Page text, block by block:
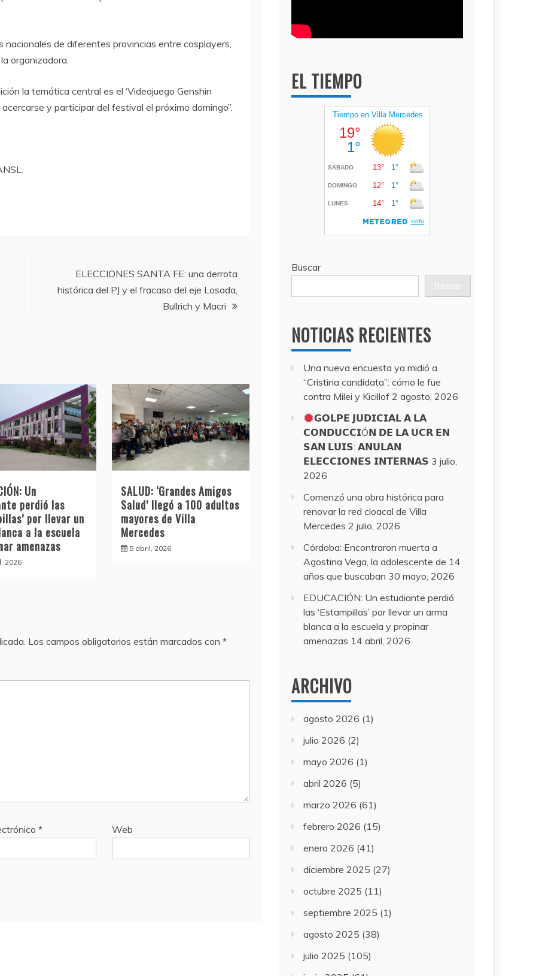
nacionales de diferentes provincias entre cosplayers,
organizadora.
la temática central es el ‘Videojuego Genshin
y participar del festival el próximo domingo”.
ELECCIONES SANTA FE: una derrota
histórica del PJ y el fracaso del eje Losada,
Bullrich y Macri
Un
perdió las
por llevar un
a la escuela
amenazas
2026
SALUD: ‘Grandes Amigos
Salud’ llegó a 100 adultos
mayores de Villa
Mercedes
5 abril, 2026
Los campos obligatorios están marcados con *
* Web
EL TIEMPO
Buscar
Buscar
NOTICIAS RECIENTES
Una nueva encuesta ya midió a
“Cristina candidata”: cómo le fue
contra Milei y Kicillof 2 agosto, 2026
𝗚𝗢𝗟𝗣𝗘 𝗝𝗨𝗗𝗜𝗖𝗜𝗔𝗟 𝗔 𝗟𝗔
𝗖𝗢𝗡𝗗𝗨𝗖𝗖𝗜Ó𝗡 𝗗𝗘 𝗟𝗔 𝗨𝗖𝗥 𝗘𝗡
𝗦𝗔𝗡 𝗟𝗨𝗜𝗦: 𝗔𝗡𝗨𝗟𝗔𝗡
𝗘𝗟𝗘𝗖𝗖𝗜𝗢𝗡𝗘𝗦 𝗜𝗡𝗧𝗘𝗥𝗡𝗔𝗦 3 julio,
2026
Comenzó una obra histórica para
renovar la red cloacal de Villa
Mercedes 2 julio, 2026
Córdoba: Encontraron muerta a
Agostina Vega, la adolescente de 14
años que buscaban 30 mayo, 2026
EDUCACIÓN: Un estudiante perdió
las ‘Estampillas’ por llevar un arma
blanca a la escuela y propinar
amenazas 14 abril, 2026
ARCHIVO
agosto 2026 (1)
julio 2026 (2)
mayo 2026 (1)
abril 2026 (5)
marzo 2026 (61)
febrero 2026 (15)
enero 2026 (41)
diciembre 2025 (27)
octubre 2025 (11)
septiembre 2025 (1)
agosto 2025 (38)
julio 2025 (105)